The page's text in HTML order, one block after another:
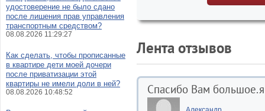
Лента отзывов
Спасибо Вам
удостоверение не было сдано
после лишения прав управления
транспортным средством?
08.08.2026 11:29:27
Как сделать, чтобы прописанные
в квартире дети моей дочери
после приватизации этой
квартиры не имели доли в ней?
08.08.2026 10:48:52